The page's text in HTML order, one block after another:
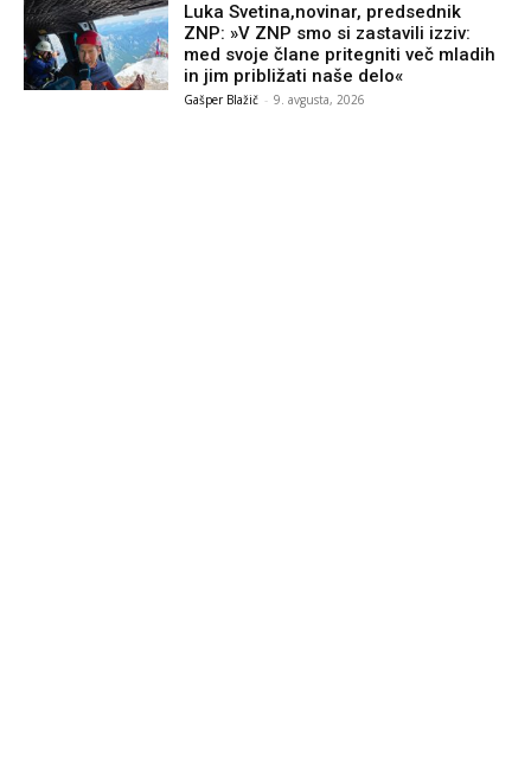
Luka Svetina,novinar, predsednik
ZNP: »V ZNP smo si zastavili izziv:
med svoje člane pritegniti več mladih
in jim približati naše delo«
Gašper Blažič - 9. avgusta, 2026